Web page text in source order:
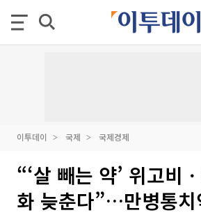
이투데이 국제 국제경제
“‘살 빼는 약’ 위고비
화 늦춘다”…만병통치